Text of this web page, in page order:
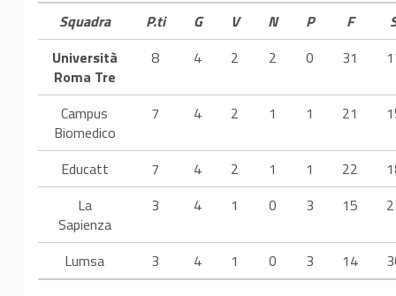
p Squadra P.ti G V N P F
Università
Roma Tre
8 4 2 2 0 31
Campus
Biomedico
7 4 2 1 1 21
Educatt 7 4 2 1 1 22
La
Sapienza
3 4 1 0 3 15
Lumsa 3 4 1 0 3 14